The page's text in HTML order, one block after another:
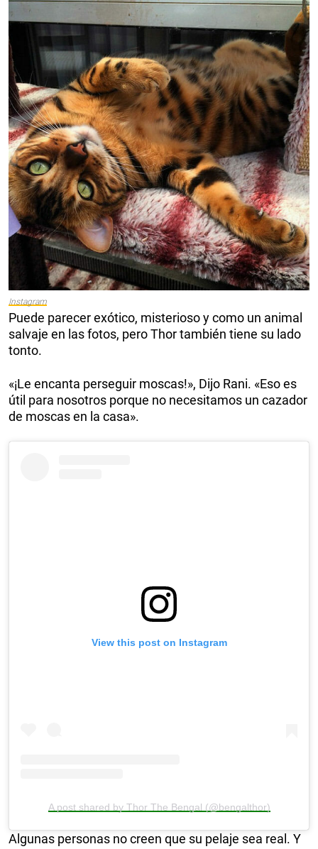
Instagram
Puede parecer exótico, misterioso y como un animal
salvaje en las fotos, pero Thor también tiene su lado
tonto.
«¡Le encanta perseguir moscas!», Dijo Rani. «Eso es
útil para nosotros porque no necesitamos un cazador
de moscas en la casa».
View this post on Instagram
A post shared by Thor The Bengal (@bengalthor)
Algunas personas no creen que su pelaje sea real. Y